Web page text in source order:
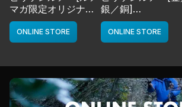
マガ限定オリジナル
カラー／LMチャー
ト]
deps
ONLINE STORE
銀／銅]
deps
ONLINE STORE